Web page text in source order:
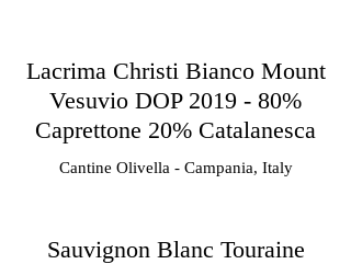
Lacrima Christi Bianco Mount
Vesuvio DOP 2019 - 80%
Caprettone 20% Catalanesca
Cantine Olivella - Campania, Italy
Sauvignon Blanc Touraine